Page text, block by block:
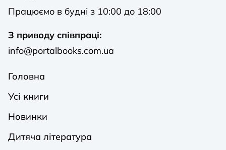
Працюємо в будні з 10:00 до 18:00
З приводу співпраці:
info@portalbooks.com.ua
Головна
Усі книги
Новинки
Дитяча література